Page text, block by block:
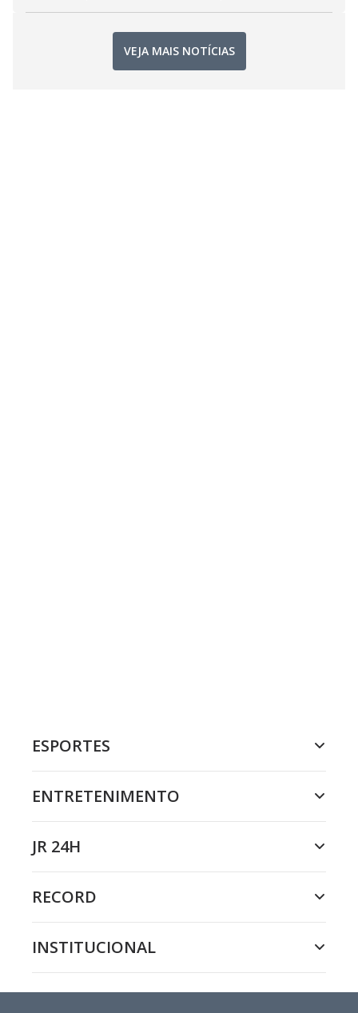
VEJA MAIS NOTÍCIAS
ESPORTES
ENTRETENIMENTO
JR 24H
RECORD
INSTITUCIONAL